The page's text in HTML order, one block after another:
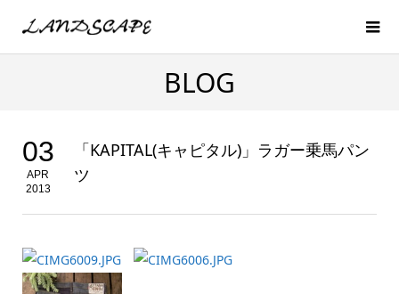
BLOG
03
APR
2013
「KAPITAL(キャピタル)」ラガー乗馬パン
ツ